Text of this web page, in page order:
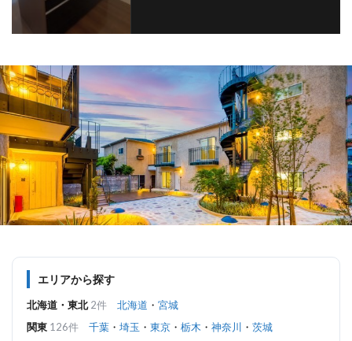
エリアから探す
北海道・東北 2件 北海道 ・ 宮城
関東 126件 千葉 ・ 埼玉 ・ 東京 ・ 栃木 ・ 神奈川 ・ 茨城